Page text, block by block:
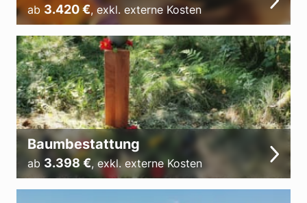
ab 3.420€, exkl. externe Kosten
Baumbestattung
ab 3.398€, exkl. externe Kosten